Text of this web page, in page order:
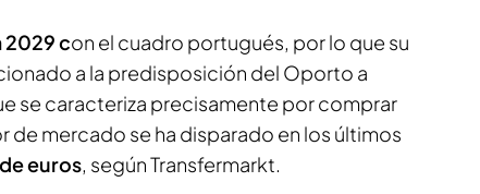
2029 con el cuadro portugués, por lo que su
a la predisposición del Oporto a
se caracteriza precisamente por comprar
de mercado se ha disparado en los últimos
euros, según Transfermarkt.